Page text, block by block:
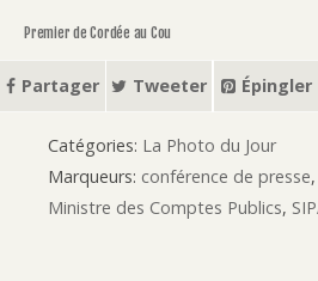
Premier de Cordée au Cou
Partager Tweeter Épingler
Catégories: La Photo du Jour
Marqueurs: conférence de presse,
Ministre des Comptes Publics,